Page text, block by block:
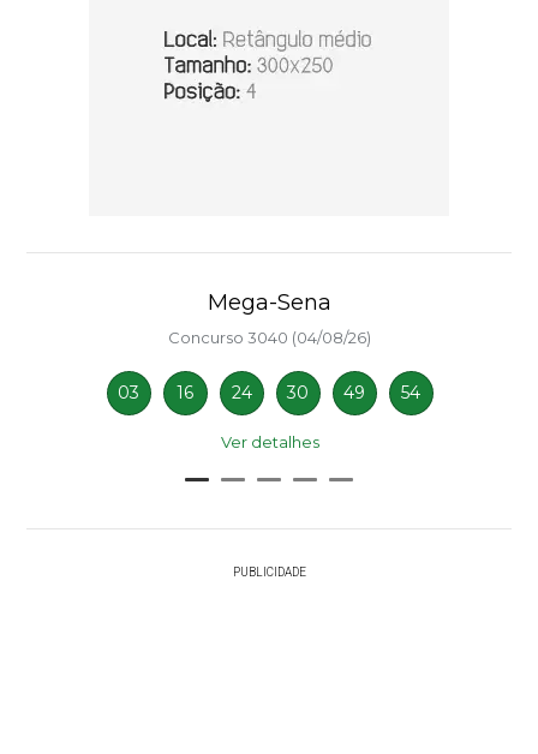
Mega-Sena
Concurso 3040 (04/08/26)
03 16 24 30 49 54
Ver detalhes
PUBLICIDADE